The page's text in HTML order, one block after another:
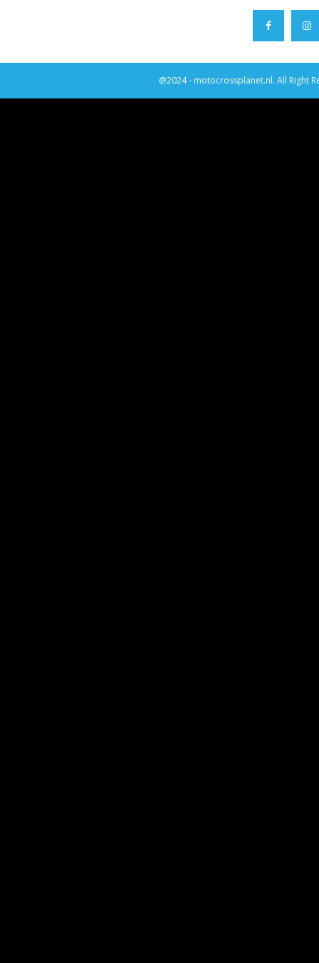
@2024 - motocrossplanet.nl. All Right